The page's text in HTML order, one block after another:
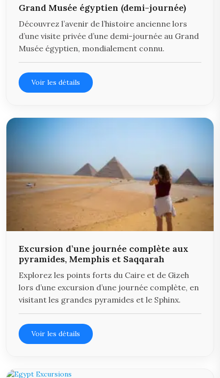
Grand Musée égyptien (demi-journée)
Découvrez l’avenir de l’histoire ancienne lors
d’une visite privée d’une demi-journée au Grand
Musée égyptien, mondialement connu.
Voir les détails
Excursion d’une journée complète aux
pyramides, Memphis et Saqqarah
Explorez les points forts du Caire et de Gizeh
lors d’une excursion d’une journée complète, en
visitant les grandes pyramides et le Sphinx.
Voir les détails